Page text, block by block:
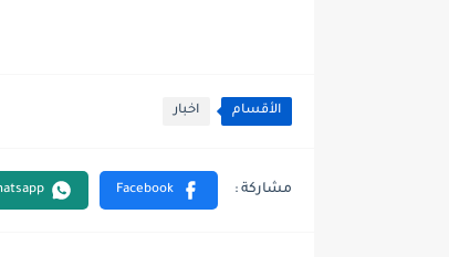
الأقسام اخبار